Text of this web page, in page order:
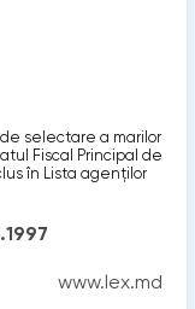
selectare a marilor
Fiscal Principal de
în Lista agenţilor
www.lex.md